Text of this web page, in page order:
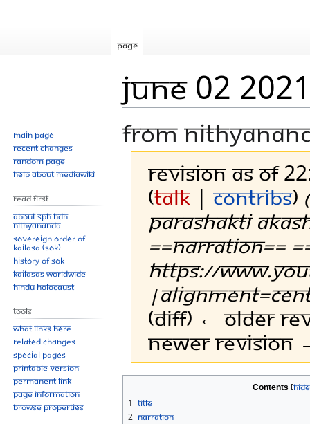
June 02
From
Revision as of
(talk |contribs)
PARASHAKTI
==Narration==
https://
(diff) ← Older
Newer revision
to
navigation
to
search
Contents
1 Title
2 Narration
Page
Main page
Recent changes
Random page
Help about MediaWiki
Read First
About SPH.HDH
Nithyananda
Sovereign Order of
KAILASA (SOK)
History of SOK
KAILASAs Worldwide
Hindu Holocaust
Tools
What links here
Related changes
Special pages
Printable version
Permanent link
Page information
Browse properties